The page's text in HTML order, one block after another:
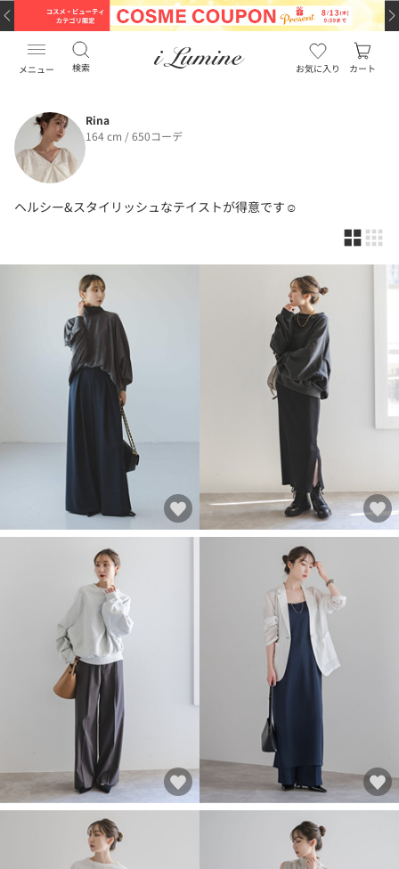
メニュー 検索 お気に入り カート
Rina
164 cm / 650コーデ
ヘルシー&スタイリッシュなテイストが得意です☺︎